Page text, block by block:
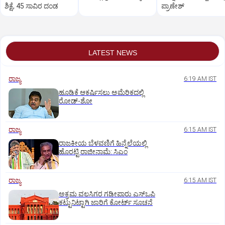
ಶಿಕ್ಷೆ, 45 ಸಾವಿರ ದಂಡ ಪ್ರಾಣೇಶ್‌
LATEST NEWS
ರಾಜ್ಯ 6:19 AM IST
ಹೂಡಿಕೆ ಆಕರ್ಷಿಸಲು ಅಮೆರಿಕದಲ್ಲಿ
ರೋಡ್‌-ಶೋ
ರಾಜ್ಯ 6:15 AM IST
ರಾಜಕೀಯ ಬೆಳವಣಿಗೆ ಹಿನ್ನೆಲೆಯಲ್ಲಿ
ಹೊರಟ್ಟಿ ರಾಜೀನಾಮೆ: ಸಿಎಂ
ರಾಜ್ಯ 6:15 AM IST
ಅಕ್ರಮ ವಲಸಿಗರ ಗಡೀಪಾರು ಎಸ್ಒಪಿ
ಕಟ್ಟುನಿಟ್ಟಾಗಿ ಜಾರಿಗೆ ಕೋರ್ಟ್‌ ಸೂಚನೆ